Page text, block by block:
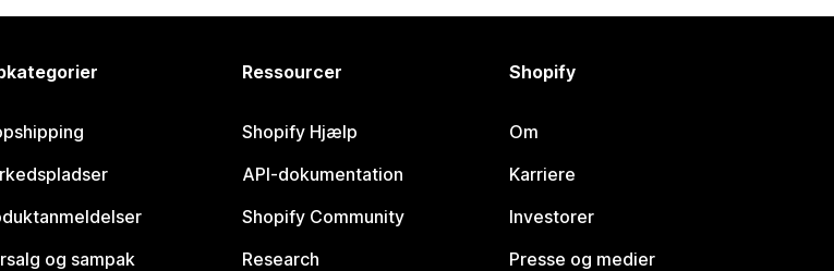
og sampak
Ressourcer
Shopify Hjælp
API-dokumentation
Shopify Community
Research
Shopify
Om
Karriere
Investorer
Presse og medier